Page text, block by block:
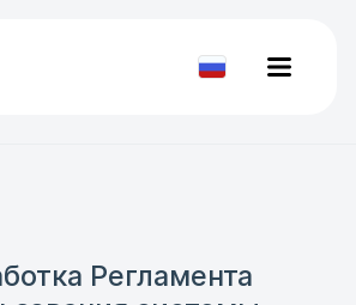
Регламента